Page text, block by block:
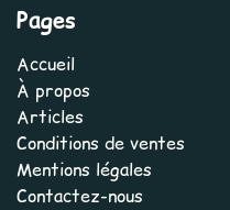
Pages
Accueil
À propos
Articles
Conditions de ventes
Mentions légales
Contactez-nous